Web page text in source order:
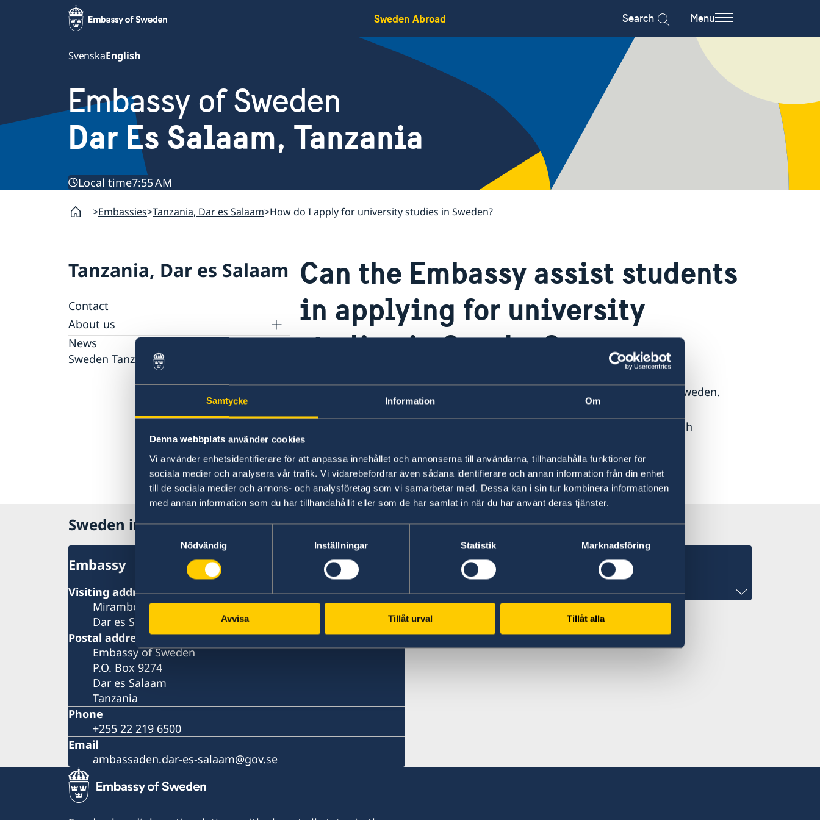
Samtycke Information Om
Denna webbplats använder cookies
Vi använder enhetsidentifierare för att anpassa innehållet och annonserna till användarna, tillhandahålla funktioner för
sociala medier och analysera vår trafik. Vi vidarebefordrar även sådana identifierare och annan information från din enhet
till de sociala medier och annons- och analysföretag som vi samarbetar med. Dessa kan i sin tur kombinera informationen
med annan information som du har tillhandahållit eller som de har samlat in när du har använt deras tjänster.
Samtyckesval
Nödvändig
Inställningar Statistik Marknadsföring
Avvisa Tillåt urval Tillåt alla
Sweden Abroad Search Menu
SvenskaEnglish
Embassy of Sweden
Dar Es Salaam, Tanzania
Local time7:55 AM
Embassies Tanzania, Dar es Salaam How do I apply for university studies in Sweden?
Tanzania, Dar es Salaam
Contact
About us
Embassy staff
The Embassy Building
News
Sweden Tanzania 60 Years
Can the Embassy assist students
in applying for university
studies in Sweden?
The Embassy cannot assist students in applying for university studies in Sweden.
If you want to learn about admissions for international students at Swedish
universities please visit
Last updated 04 Jan 2018, 9.03 AM
Sweden in Tanzania
Embassy
Visiting address
Mirambo Street/Garden Avenue
Dar es Salaam
Postal address
Embassy of Sweden
P.O. Box 9274
Dar es Salaam
Tanzania
Phone
+255 22 219 6500
Email
ambassaden.dar-es-salaam@gov.se
Swedish Consulates
Zanzibar
+255 746 101 674